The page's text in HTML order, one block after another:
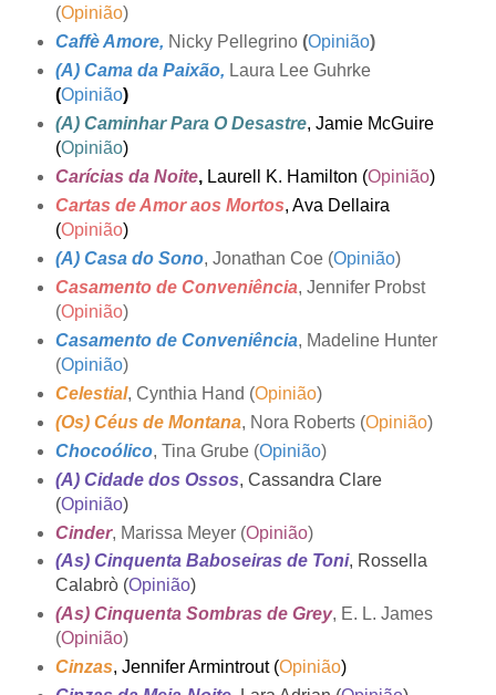
(Opinião)
Caffè Amore, Nicky Pellegrino (Opinião)
(A) Cama da Paixão, Laura Lee Guhrke
(Opinião)
(A) Caminhar Para O Desastre, Jamie McGuire
(Opinião)
Carícias da Noite, Laurell K. Hamilton (Opinião)
Cartas de Amor aos Mortos, Ava Dellaira
(Opinião)
(A) Casa do Sono, Jonathan Coe (Opinião)
Casamento de Conveniência, Jennifer Probst
(Opinião)
Casamento de Conveniência, Madeline Hunter
(Opinião)
Celestial, Cynthia Hand (Opinião)
(Os) Céus de Montana, Nora Roberts (Opinião)
Chocoólico, Tina Grube (Opinião)
(A) Cidade dos Ossos, Cassandra Clare
(Opinião)
Cinder, Marissa Meyer (Opinião)
(As) Cinquenta Baboseiras de Toni, Rossella
Calabrò (Opinião)
(As) Cinquenta Sombras de Grey, E. L. James
(Opinião)
Cinzas, Jennifer Armintrout (Opinião)